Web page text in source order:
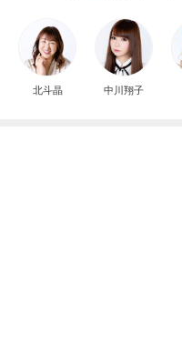
北斗晶 中川翔子